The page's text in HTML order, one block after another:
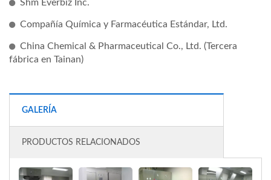
Shm Everbiz Inc.
Compañía Química y Farmacéutica Estándar, Ltd.
China Chemical & Pharmaceutical Co., Ltd. (Tercera
fábrica en Tainan)
GALERÍA
PRODUCTOS RELACIONADOS